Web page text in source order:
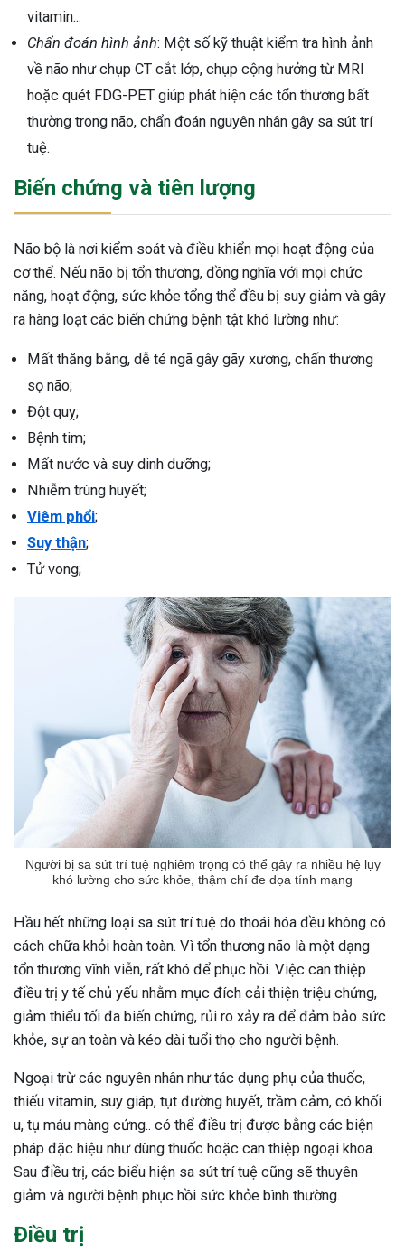
vitamin...
Chẩn đoán hình ảnh: Một số kỹ thuật kiểm tra hình ảnh
về não như chụp CT cắt lớp, chụp cộng hưởng từ MRI
hoặc quét FDG-PET giúp phát hiện các tổn thương bất
thường trong não, chẩn đoán nguyên nhân gây sa sút trí
tuệ.
Biến chứng và tiên lượng
Não bộ là nơi kiểm soát và điều khiển mọi hoạt động của
cơ thể. Nếu não bị tổn thương, đồng nghĩa với mọi chức
năng, hoạt động, sức khỏe tổng thể đều bị suy giảm và gây
ra hàng loạt các biến chứng bệnh tật khó lường như:
Mất thăng bằng, dễ té ngã gây gãy xương, chấn thương
sọ não;
Đột quỵ;
Bệnh tim;
Mất nước và suy dinh dưỡng;
Nhiễm trùng huyết;
Viêm phổi;
Suy thận;
Tử vong;
Người bị sa sút trí tuệ nghiêm trọng có thể gây ra nhiều hệ lụy
khó lường cho sức khỏe, thậm chí đe dọa tính mạng
Hầu hết những loại sa sút trí tuệ do thoái hóa đều không có
cách chữa khỏi hoàn toàn. Vì tổn thương não là một dạng
tổn thương vĩnh viễn, rất khó để phục hồi. Việc can thiệp
điều trị y tế chủ yếu nhằm mục đích cải thiện triệu chứng,
giảm thiểu tối đa biến chứng, rủi ro xảy ra để đảm bảo sức
khỏe, sự an toàn và kéo dài tuổi thọ cho người bệnh.
Ngoại trừ các nguyên nhân như tác dụng phụ của thuốc,
thiếu vitamin, suy giáp, tụt đường huyết, trầm cảm, có khối
u, tụ máu màng cứng.. có thể điều trị được bằng các biện
pháp đặc hiệu như dùng thuốc hoặc can thiệp ngoại khoa.
Sau điều trị, các biểu hiện sa sút trí tuệ cũng sẽ thuyên
giảm và người bệnh phục hồi sức khỏe bình thường.
Điều trị